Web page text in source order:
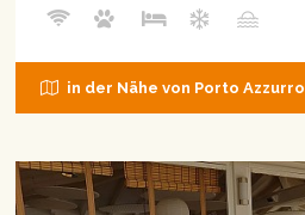
in der Nähe von Porto Azzurro